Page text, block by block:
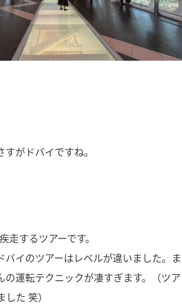
がドバイですね。
するツアーです。
イのツアーはレベルが違いました。ま
運転テクニックが凄すぎます。（ツア
た 笑）